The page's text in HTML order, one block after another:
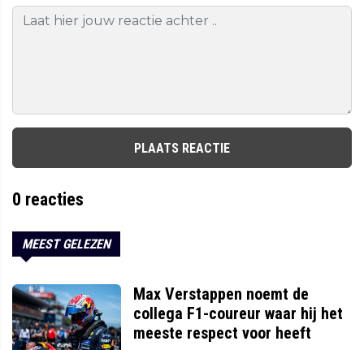
PLAATS REACTIE
0 reacties
MEEST GELEZEN
Max Verstappen noemt de
collega F1-coureur waar hij het
meeste respect voor heeft